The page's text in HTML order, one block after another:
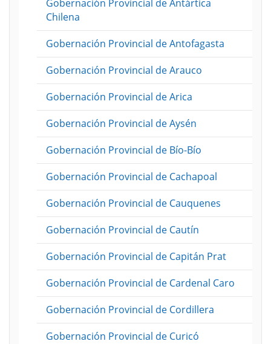
Gobernación Provincial de Antártica
Chilena
Gobernación Provincial de Antofagasta
Gobernación Provincial de Arauco
Gobernación Provincial de Arica
Gobernación Provincial de Aysén
Gobernación Provincial de Bío-Bío
Gobernación Provincial de Cachapoal
Gobernación Provincial de Cauquenes
Gobernación Provincial de Cautín
Gobernación Provincial de Capitán Prat
Gobernación Provincial de Cardenal Caro
Gobernación Provincial de Cordillera
Gobernación Provincial de Curicó